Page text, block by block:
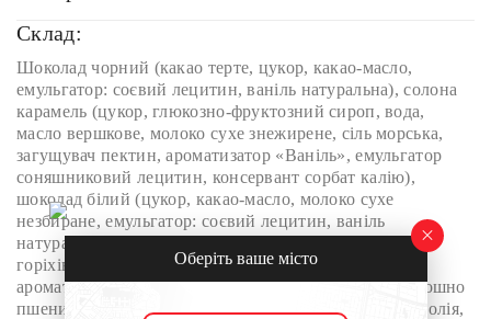
Склад:
Шоколад чорний (какао терте, цукор, какао-масло,
емульгатор: соєвий лецитин, ваніль натуральна), солона
карамель (цукор, глюкозно-фруктозний сироп, вода,
масло вершкове, молоко сухе знежирене, сіль морська,
загущувач пектин, ароматизатор «Ваніль», емульгатор
соняшниковий лецитин, консервант сорбат калію),
шоколад білий (цукор, какао-масло, молоко сухе
незбиране, емульгатор: соєвий лецитин, ваніль
натуральна), праліне з лісових горіхів (ядро лісових
горіхів (50%), цукор, емульгатор: соєвий лецитин,
ароматизатор «Ваніль»), сухі хрусткі пластівці (борошно
пшеничне в/с, цукор, масло вершкове, соняшникова олія,
Оберіть ваше місто